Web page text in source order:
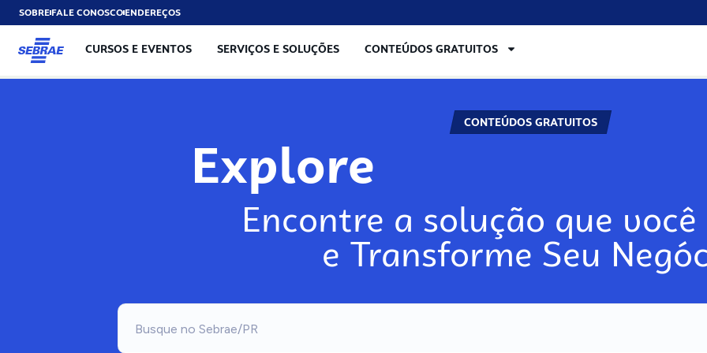
SOBREFALE CONOSCOENDEREÇOS
CURSOS E EVENTOS SERVIÇOS E SOLUÇÕES CONTEÚDOS GRATUITOS
CONTEÚDOS GRATUITOS
Explore
Encontre a solução que você
e Transforme Seu